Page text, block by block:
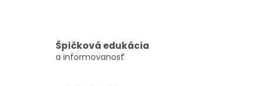
Špičková edukácia
a informovanosť